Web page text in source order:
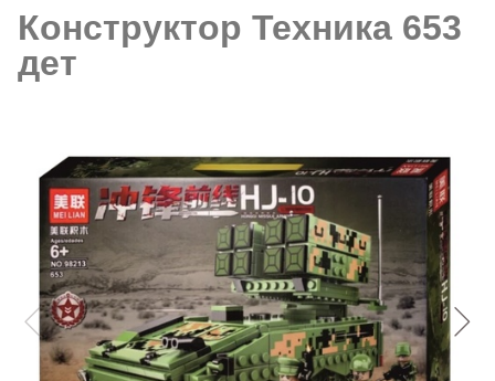
Конструктор Техника 653
дет